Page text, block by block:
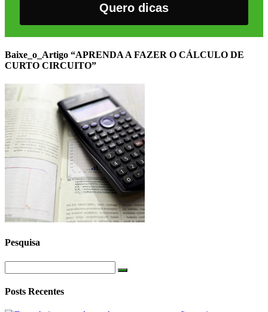
Quero dicas
Baixe_o_Artigo “APRENDA A FAZER O CÁLCULO DE
CURTO CIRCUITO”
Pesquisa
Posts Recentes